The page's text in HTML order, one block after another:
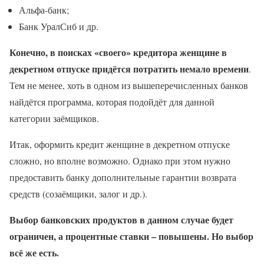
Альфа-банк;
Банк УралСиб и др.
Конечно, в поисках «своего» кредитора женщине в
декретном отпуске придётся потратить немало времени.
Тем не менее, хоть в одном из вышеперечисленных банков
найдётся программа, которая подойдёт для данной
категории заёмщиков.
Итак, оформить кредит женщине в декретном отпуске
сложно, но вполне возможно. Однако при этом нужно
предоставить банку дополнительные гарантии возврата
средств (созаёмщики, залог и др.).
Выбор банковских продуктов в данном случае будет
ограничен, а процентные ставки – повышены. Но выбор
всё же есть.